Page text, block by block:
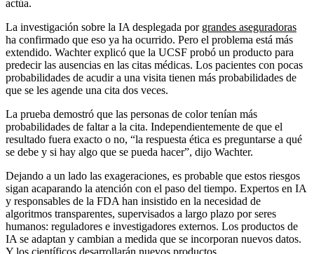
actúa.
La investigación sobre la IA desplegada por grandes aseguradoras
ha confirmado que eso ya ha ocurrido. Pero el problema está más
extendido. Wachter explicó que la UCSF probó un producto para
predecir las ausencias en las citas médicas. Los pacientes con pocas
probabilidades de acudir a una visita tienen más probabilidades de
que se les agende una cita dos veces.
La prueba demostró que las personas de color tenían más
probabilidades de faltar a la cita. Independientemente de que el
resultado fuera exacto o no, “la respuesta ética es preguntarse a qué
se debe y si hay algo que se pueda hacer”, dijo Wachter.
Dejando a un lado las exageraciones, es probable que estos riesgos
sigan acaparando la atención con el paso del tiempo. Expertos en IA
y responsables de la FDA han insistido en la necesidad de
algoritmos transparentes, supervisados a largo plazo por seres
humanos: reguladores e investigadores externos. Los productos de
IA se adaptan y cambian a medida que se incorporan nuevos datos.
Y los científicos desarrollarán nuevos productos.